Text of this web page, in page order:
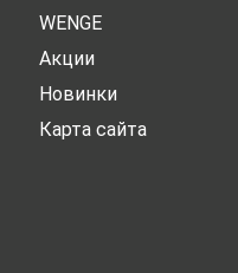
WENGE
Акции
Новинки
Карта сайта